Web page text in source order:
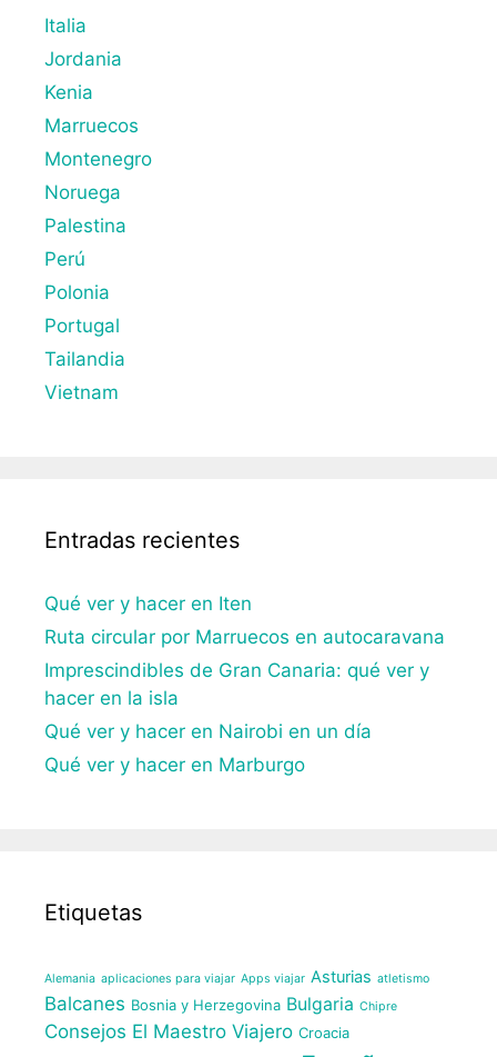
Italia
Jordania
Kenia
Marruecos
Montenegro
Noruega
Palestina
Perú
Polonia
Portugal
Tailandia
Vietnam
Entradas recientes
Qué ver y hacer en Iten
Ruta circular por Marruecos en autocaravana
Imprescindibles de Gran Canaria: qué ver y
hacer en la isla
Qué ver y hacer en Nairobi en un día
Qué ver y hacer en Marburgo
Etiquetas
Alemania aplicaciones para viajar Apps viajar Asturias atletismo
Balcanes Bosnia y Herzegovina Bulgaria Chipre
Consejos El Maestro Viajero Croacia